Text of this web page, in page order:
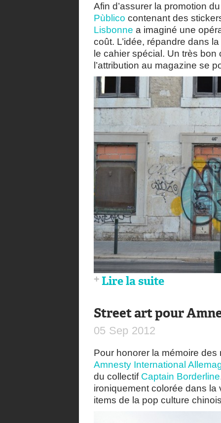
Afin d’assurer la promotion
Pùblico contenant des
Lisbonne a imaginé une
coût. L’idée, répandre dans
le cahier spécial. Un très
l’attribution au magazine se
Lire la suite
Street art pour
05 Sep 2012
Pour honorer la mémoire
Amnesty International
du collectif Captain Borderline
ironiquement colorée dans
items de la pop culture